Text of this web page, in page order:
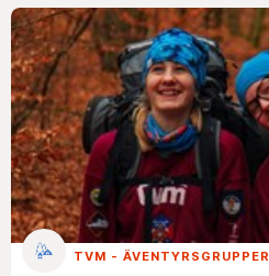
TVM - ÄVENTYRSGRUPPER